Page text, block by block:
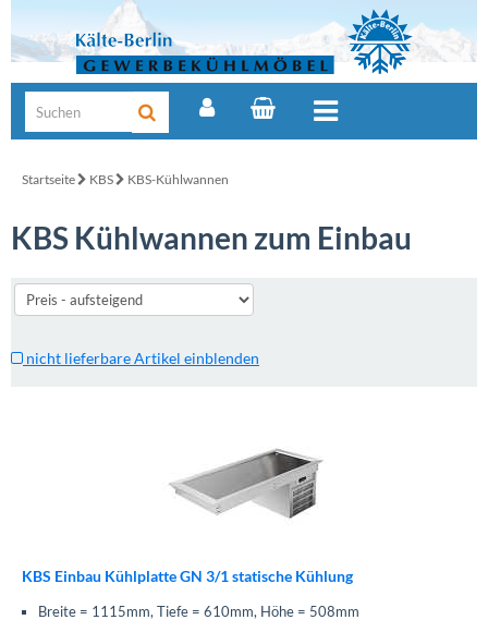
Startseite KBS KBS-Kühlwannen
KBS Kühlwannen zum Einbau
nicht lieferbare Artikel einblenden
KBS Einbau Kühlplatte GN 3/1 statische Kühlung
Breite = 1115mm, Tiefe = 610mm, Höhe = 508mm